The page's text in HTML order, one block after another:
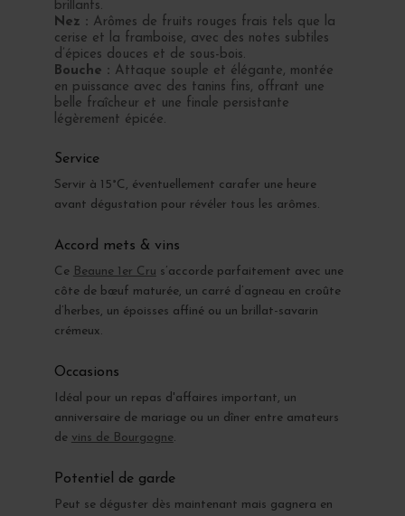
brillants.
Nez : Arômes de fruits rouges frais tels que la
cerise et la framboise, avec des notes subtiles
d’épices douces et de sous-bois.
Bouche : Attaque souple et élégante, montée
en puissance avec des tanins fins, offrant une
belle fraîcheur et une finale persistante
légèrement épicée.
Service
Servir à 15°C, éventuellement carafer une heure
avant dégustation pour révéler tous les arômes.
Accord mets & vins
Ce Beaune 1er Cru s’accorde parfaitement avec une
côte de bœuf maturée, un carré d’agneau en croûte
d’herbes, un époisses affiné ou un brillat-savarin
crémeux.
Occasions
Idéal pour un repas d'affaires important, un
anniversaire de mariage ou un dîner entre amateurs
de vins de Bourgogne.
Potentiel de garde
Peut se déguster dès maintenant mais gagnera en